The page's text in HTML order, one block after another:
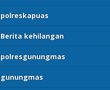
polreskapuas
Berita kehilangan
polresgunungmas
gunungmas